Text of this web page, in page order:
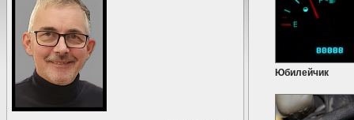
Юбилейчик